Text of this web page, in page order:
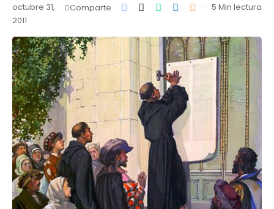
octubre 31,
2011
Comparte 5 Min lectura